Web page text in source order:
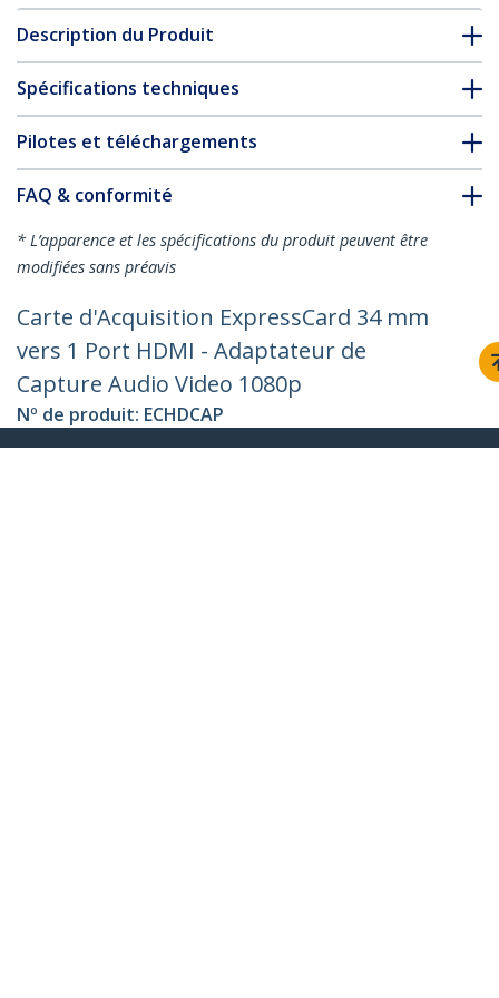
Description du Produit
Spécifications techniques
Pilotes et téléchargements
FAQ & conformité
* L’apparence et les spécifications du produit peuvent être
modifiées sans préavis
Carte d'Acquisition ExpressCard 34 mm
vers 1 Port HDMI - Adaptateur de
Capture Audio Video 1080p
Nº de produit: ECHDCAP